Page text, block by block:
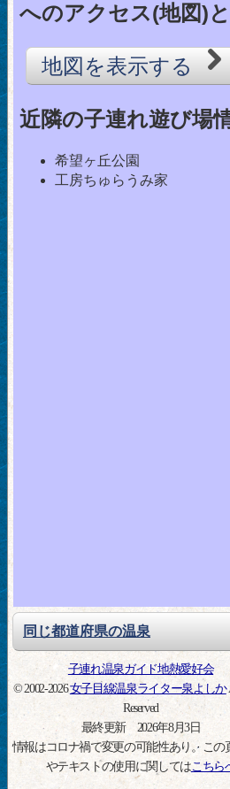
へのアクセス(地図)
地図を表示する
近隣の子連れ遊び場
希望ヶ丘公園
工房ちゅらうみ家
同じ都道府県の温泉